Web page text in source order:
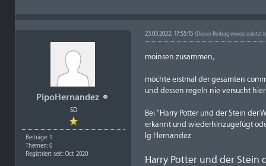
PipoHernandez
SD
Beiträge: 1
Themen: 0
Registriert seit: Oct 2020
23.03.2022, 17:55:15(Dieser Beitrag wurde zuletzt
moinsen zusammen,
möchte erstmal der gesamten
und dessen regeln nie versucht
Bei "Harry Potter und der Stein der
erkannt und wiederhinzugefügt
lg Hernandez
Harry Potter und der Stein